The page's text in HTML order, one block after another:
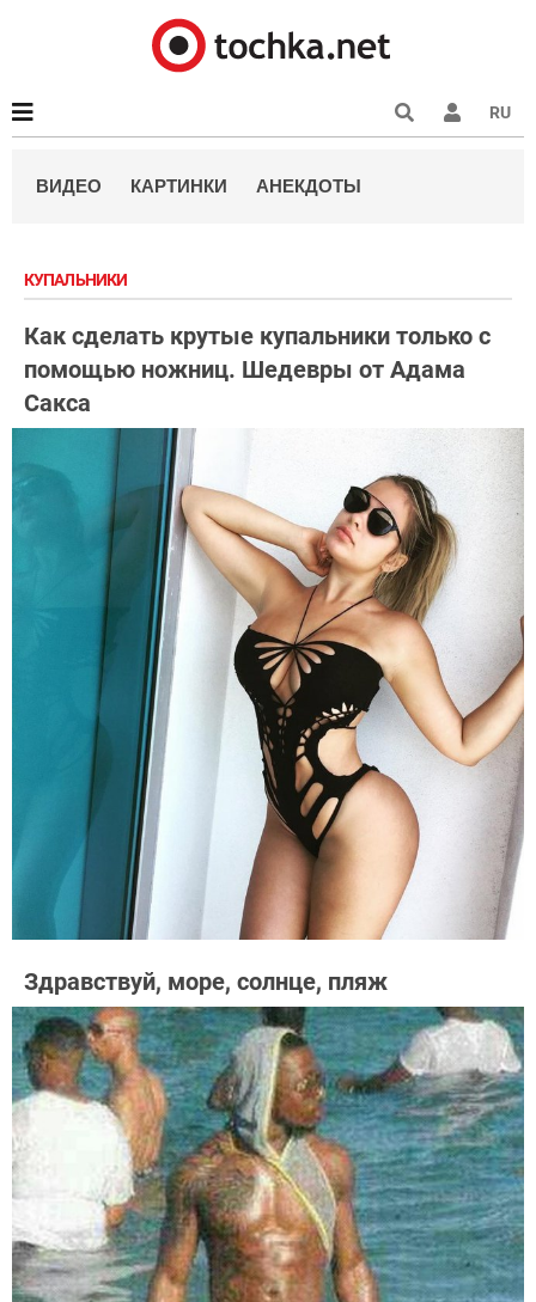
RU
ВИДЕО КАРТИНКИ АНЕКДОТЫ
КУПАЛЬНИКИ
Как сделать крутые купальники только с
помощью ножниц. Шедевры от Адама
Сакса
Здравствуй, море, солнце, пляж